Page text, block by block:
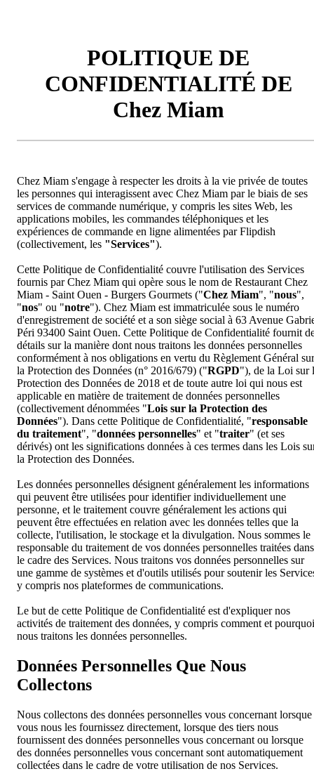
POLITIQUE DE
CONFIDENTIALITÉ DE
Chez Miam
Chez Miam s'engage à respecter les droits à la vie privée de toutes
les personnes qui interagissent avec Chez Miam par le biais de ses
services de commande numérique, y compris les sites Web, les
applications mobiles, les commandes téléphoniques et les
expériences de commande en ligne alimentées par Flipdish
(collectivement, les "Services").
Cette Politique de Confidentialité couvre l'utilisation des Services
fournis par Chez Miam qui opère sous le nom de Restaurant Chez
Miam - Saint Ouen - Burgers Gourmets ("Chez Miam", "nous",
"nos" ou "notre"). Chez Miam est immatriculée sous le numéro
d'enregistrement de société et a son siège social à 63 Avenue
Péri 93400 Saint Ouen. Cette Politique de Confidentialité fournit
détails sur la manière dont nous traitons les données personnelles
conformément à nos obligations en vertu du Règlement Général sur
la Protection des Données (n° 2016/679) ("RGPD"), de la Loi sur
Protection des Données de 2018 et de toute autre loi qui nous est
applicable en matière de traitement de données personnelles
(collectivement dénommées "Lois sur la Protection des
Données"). Dans cette Politique de Confidentialité, "responsable
du traitement", "données personnelles" et "traiter" (et ses
dérivés) ont les significations données à ces termes dans les Lois
la Protection des Données.
Les données personnelles désignent généralement les informations
qui peuvent être utilisées pour identifier individuellement une
personne, et le traitement couvre généralement les actions qui
peuvent être effectuées en relation avec les données telles que la
collecte, l'utilisation, le stockage et la divulgation. Nous sommes le
responsable du traitement de vos données personnelles traitées dans
le cadre des Services. Nous traitons vos données personnelles sur
une gamme de systèmes et d'outils utilisés pour soutenir les
y compris nos plateformes de communications.
Le but de cette Politique de Confidentialité est d'expliquer nos
activités de traitement des données, y compris comment et pourquoi
nous traitons les données personnelles.
Données Personnelles Que Nous
Collectons
Nous collectons des données personnelles vous concernant lorsque
vous nous les fournissez directement, lorsque des tiers nous
fournissent des données personnelles vous concernant ou lorsque
des données personnelles vous concernant sont automatiquement
collectées dans le cadre de votre utilisation de nos Services.